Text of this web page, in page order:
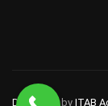
Designed by ITAB